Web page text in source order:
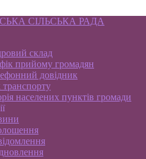
склад
прийому громадян
довідник
транспорту
населених пунктів громади